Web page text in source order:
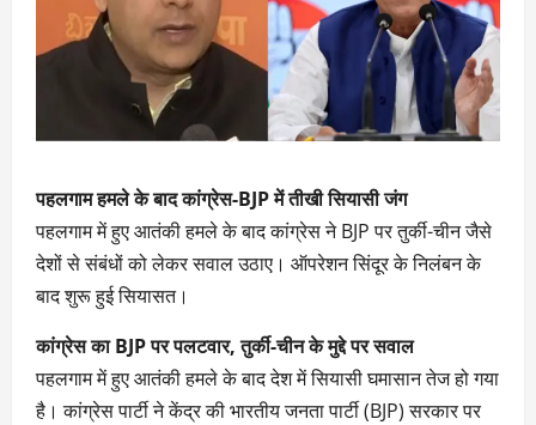
पहलगाम हमले के बाद कांग्रेस-BJP में तीखी सियासी जंग
पहलगाम में हुए आतंकी हमले के बाद कांग्रेस ने BJP पर तुर्की-चीन जैसे
देशों से संबंधों को लेकर सवाल उठाए। ऑपरेशन सिंदूर के निलंबन के
बाद शुरू हुई सियासत।
कांग्रेस का BJP पर पलटवार, तुर्की-चीन के मुद्दे पर सवाल
पहलगाम में हुए आतंकी हमले के बाद देश में सियासी घमासान तेज हो गया
है। कांग्रेस पार्टी ने केंद्र की भारतीय जनता पार्टी (BJP) सरकार पर